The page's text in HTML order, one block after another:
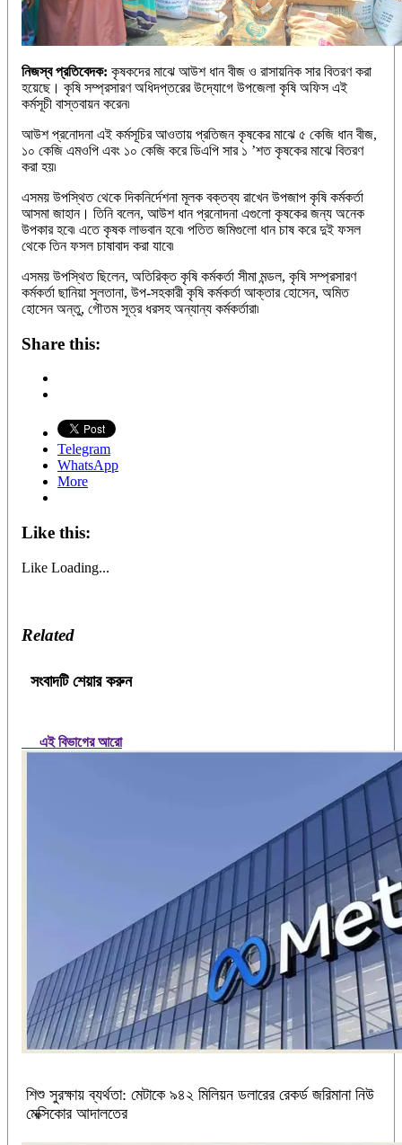
নিজস্ব প্রতিবেদক: কৃষকদের মাঝে আউশ ধান বীজ ও রাসায়নিক সার বিতরণ করা
হয়েছে। কৃষি সম্প্রসারণ অধিদপ্তরের উদ্যোগে উপজেলা কৃষি অফিস এই
কর্মসূচী বাস্তবায়ন করেন৷
আউশ প্রনোদনা এই কর্মসূচির আওতায় প্রতিজন কৃষকের মাঝে ৫ কেজি ধান বীজ,
১০ কেজি এমওপি এবং ১০ কেজি করে ডিএপি সার ১ ’শত কৃষকের মাঝে বিতরণ
করা হয়৷
এসময় উপস্থিত থেকে দিকনির্দেশনা মূলক বক্তব্য রাখেন উপজাপ কৃষি কর্মকর্তা
আসমা জাহান। তিনি বলেন, আউশ ধান প্রনোদনা এগুলো কৃষকের জন্য অনেক
উপকার হবে৷ এতে কৃষক লাভবান হবে৷ পতিত জমিগুলো ধান চাষ করে দুই ফসল
থেকে তিন ফসল চাষাবাদ করা যাবে৷
এসময় উপস্থিত ছিলেন, অতিরিক্ত কৃষি কর্মকর্তা সীমা মন্ডল, কৃষি সম্প্রসারণ
কর্মকর্তা ছানিয়া সুলতানা, উপ-সহকারী কৃষি কর্মকর্তা আক্তার হোসেন, অমিত
হোসেন অন্তু, গৌতম সূত্র ধরসহ অন্যান্য কর্মকর্তারা৷
Share this:
Telegram
WhatsApp
More
Like this:
Like Loading...
Related
সংবাদটি শেয়ার করুন
এই বিভাগের আরো
শিশু সুরক্ষায় ব্যর্থতা: মেটাকে ৯৪২ মিলিয়ন ডলারের রেকর্ড জরিমানা নিউ
মেক্সিকোর আদালতের